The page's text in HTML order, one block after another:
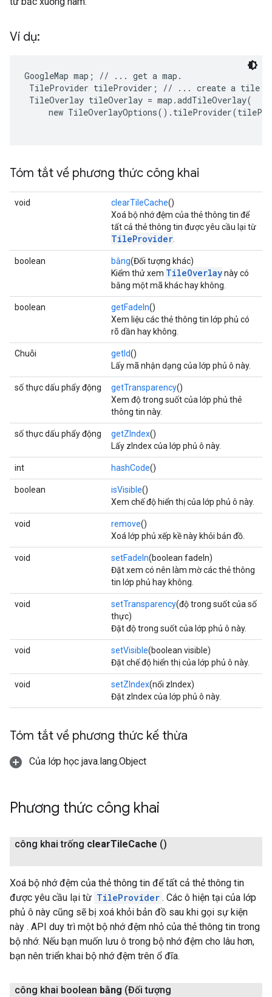
Ví dụ:
GoogleMap map; // ... get a map.
TileProvider tileProvider; // ... create a tile
TileOverlay tileOverlay = map.addTileOverlay(
new
Tóm tắt về phương thức công khai
void clearTileCache()
Xoá bộ nhớ đệm của thẻ thông tin để
tất cả thẻ thông tin được yêu cầu lại từ
TileProvider.
boolean bằng(Đối tượng khác)
Kiểm thử xem TileOverlaynày có
bằng một mã khác hay không.
boolean getFadeIn()
Xem liệu các thẻ thông tin lớp phủ có
rõ dần hay không.
Chuỗi getId()
Lấy mã nhận dạng của lớp phủ ô này.
số thực dấu phẩy động getTransparency()
Xem độ trong suốt của lớp phủ thẻ
thông tin này.
số thực dấu phẩy động getZIndex()
Lấy zIndex của lớp phủ ô này.
int hashCode()
boolean isVisible()
Xem chế độ hiển thị của lớp phủ ô này.
void remove()
Xoá lớp phủ xếp kề này khỏi bản đồ.
void setFadeIn(boolean fadeIn)
Đặt xem có nên làm mờ các thẻ thông
tin lớp phủ hay không.
void setTransparency(độ trong suốt của số
thực)
Đặt độ trong suốt của lớp phủ ô này.
void setVisible(boolean visible)
Đặt chế độ hiển thị của lớp phủ ô này.
void setZIndex(nổi zIndex)
Đặt zIndex của lớp phủ ô này.
Tóm tắt về phương thức kế thừa
Của lớp học java.lang.Object
Phương thức công khai
công khai trống clearTileCache ()
Xoá bộ nhớ đệm của thẻ thông tin để tất cả thẻ thông tin
được yêu cầu lại từ TileProvider . Các ô hiện tại của lớp
phủ ô này cũng sẽ bị xoá khỏi bản đồ sau khi gọi sự kiện
này . API duy trì một bộ nhớ đệm nhỏ của thẻ thông tin trong
bộ nhớ. Nếu bạn muốn lưu ô trong bộ nhớ đệm cho lâu hơn,
bạn nên triển khai bộ nhớ đệm trên ổ đĩa.
công khai boolean bằng (Đối tượng